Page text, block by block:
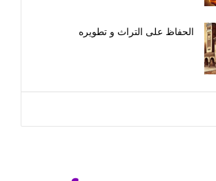
الحفاظ على التراث و تطويره